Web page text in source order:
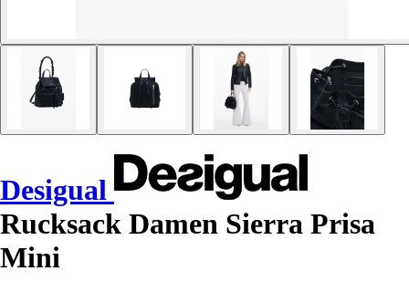
Desigual
Rucksack Damen Sierra Prisa
Mini